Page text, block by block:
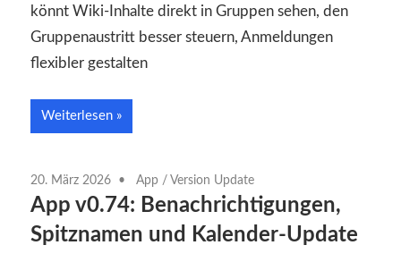
könnt Wiki-Inhalte direkt in Gruppen sehen, den
Gruppenaustritt besser steuern, Anmeldungen
flexibler gestalten
Weiterlesen
20. März 2026 App / Version Update
App v0.74: Benachrichtigungen,
Spitznamen und Kalender-Update